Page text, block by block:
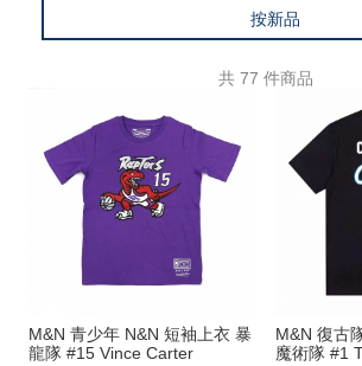
按新品
共 77 件商品
M&N 青少年 N&N 短袖上衣 暴
龍隊 #15 Vince Carter
M&N 復古
魔術隊 #1